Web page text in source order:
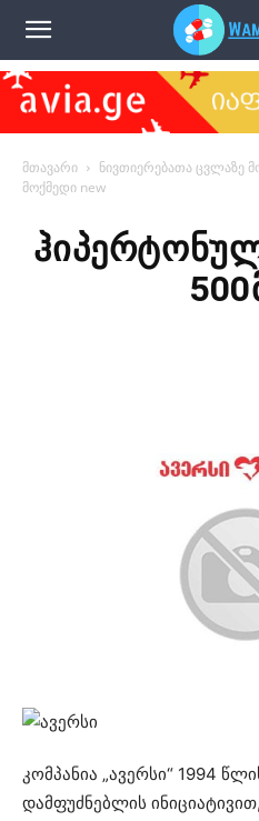
წამლები
მთავარი ნივთიერებათა ცვლაზე
მოქმედი new
კომპანია „ავერსი“ 1994
დამფუძნებლის